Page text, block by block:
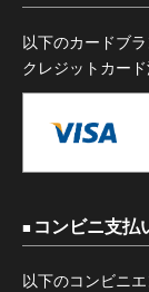
以下のカードブ
クレジットカー
コンビニ支払
以下のコンビニ